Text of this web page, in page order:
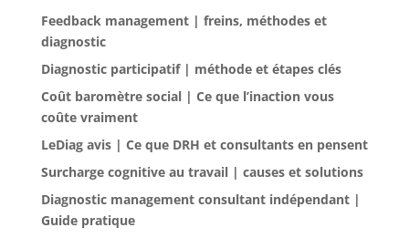
Feedback management | freins, méthodes et
diagnostic
Diagnostic participatif | méthode et étapes clés
Coût baromètre social | Ce que l’inaction vous
coûte vraiment
LeDiag avis | Ce que DRH et consultants en pensent
Surcharge cognitive au travail | causes et solutions
Diagnostic management consultant indépendant |
Guide pratique